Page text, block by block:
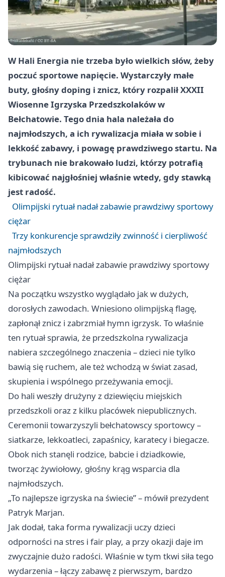
W Hali Energia nie trzeba było wielkich słów, żeby
poczuć sportowe napięcie. Wystarczyły małe
buty, głośny doping i znicz, który rozpalił XXXII
Wiosenne Igrzyska Przedszkolaków w
Bełchatowie. Tego dnia hala należała do
najmłodszych, a ich rywalizacja miała w sobie i
lekkość zabawy, i powagę prawdziwego startu. Na
trybunach nie brakowało ludzi, którzy potrafią
kibicować najgłośniej właśnie wtedy, gdy stawką
jest radość.
Olimpijski rytuał nadał zabawie prawdziwy sportowy
ciężar
Trzy konkurencje sprawdziły zwinność i cierpliwość
najmłodszych
Olimpijski rytuał nadał zabawie prawdziwy sportowy
ciężar
Na początku wszystko wyglądało jak w dużych,
dorosłych zawodach. Wniesiono olimpijską flagę,
zapłonął znicz i zabrzmiał hymn igrzysk. To właśnie
ten rytuał sprawia, że przedszkolna rywalizacja
nabiera szczególnego znaczenia – dzieci nie tylko
bawią się ruchem, ale też wchodzą w świat zasad,
skupienia i wspólnego przeżywania emocji.
Do hali weszły drużyny z dziewięciu miejskich
przedszkoli oraz z kilku placówek niepublicznych.
Ceremonii towarzyszyli bełchatowscy sportowcy –
siatkarze, lekkoatleci, zapaśnicy, karatecy i biegacze.
Obok nich stanęli rodzice, babcie i dziadkowie,
tworząc żywiołowy, głośny krąg wsparcia dla
najmłodszych.
„To najlepsze igrzyska na świecie” – mówił prezydent
Patryk Marjan.
Jak dodał, taka forma rywalizacji uczy dzieci
odporności na stres i fair play, a przy okazji daje im
zwyczajnie dużo radości. Właśnie w tym tkwi siła tego
wydarzenia – łączy zabawę z pierwszym, bardzo